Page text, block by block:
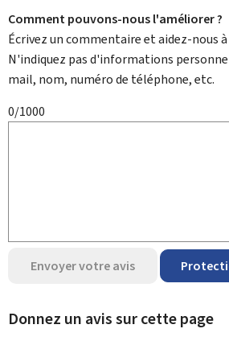
Comment pouvons-nous l'améliorer ?
Écrivez un commentaire et aidez-nous
N'indiquez pas d'informations
mail, nom, numéro de téléphone, etc.
0/1000
Envoyer votre avis
Donnez un avis sur cette page